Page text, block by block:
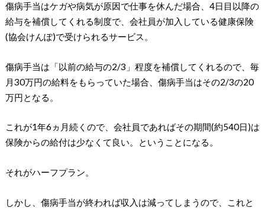
傷病手当はケガや病気が原因で仕事を休んだ場合、4日目以降の
給与を補償してくれる制度で、会社員が加入している健康保険
(協会けんぽ)で受けられるサービス。
傷病手当は「以前の給与の2/3」程度を補償してくれるので、毎
月30万円の給料をもらっていた場合、傷病手当はその2/3の20
万円となる。
これが1年6ヵ月続くので、会社員であればその期間(約540日)は
保険からの給付は少なくて良い。ということになる。
それがハーフプラン。
しかし、傷病手当が終われば収入は減ってしまうので、これと